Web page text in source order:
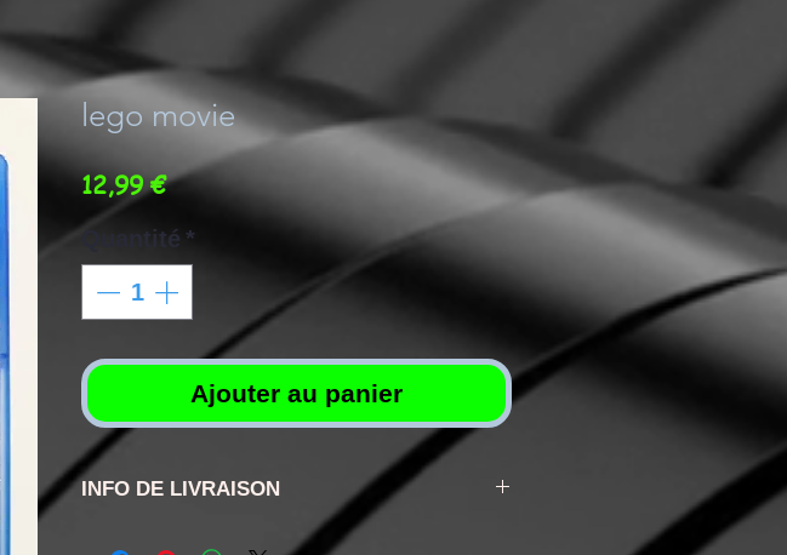
lego movie
12,99 €Prix
Quantité *
Ajouter au panier
INFO DE LIVRAISON
les délais varient selon la poste entre 2j